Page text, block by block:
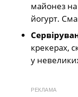
майонез на
йогурт.
крекерах,
у
РЕКЛАМА